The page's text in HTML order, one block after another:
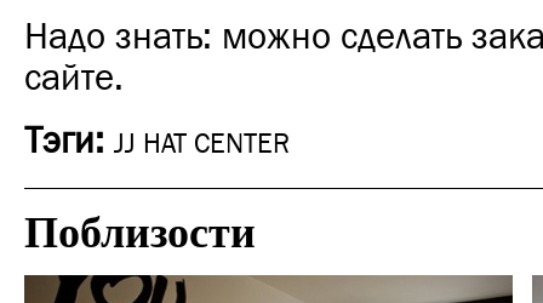
Надо знать: можно сделать
сайте.
Тэги: JJ HAT CENTER
Поблизости